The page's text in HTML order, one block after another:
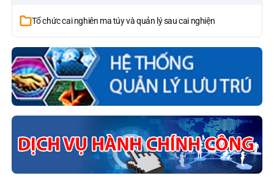
Tổ chức cai nghiên ma túy và quản lý sau cai nghiện